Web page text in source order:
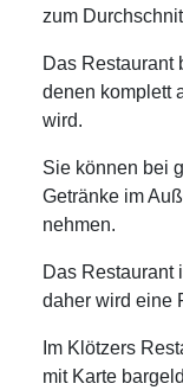
zum
Das Restaurant
denen komplett
wird.
Sie können bei
Getränke im
nehmen.
Das Restaurant
daher wird eine
Im Klötzers
mit Karte